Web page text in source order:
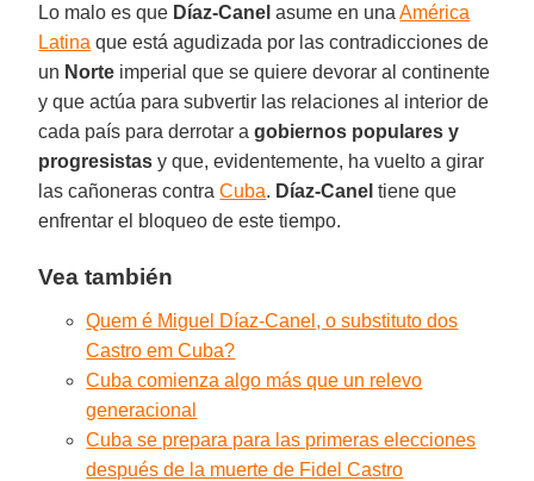
Lo malo es que Díaz-Canel asume en unaAmérica
Latina que está agudizada por las contradicciones de
un Norte imperial que se quiere devorar al continente
y que actúa para subvertir las relaciones al interior de
cada país para derrotar agobiernos populares y
progresistas y que, evidentemente, ha vuelto a girar
las cañoneras contraCuba. Díaz-Canel tiene que
enfrentar el bloqueo de este tiempo.
Vea también
Quem é Miguel Díaz-Canel, o substituto dos
Castro em Cuba?
Cuba comienza algo más que un relevo
generacional
Cuba se prepara para las primeras elecciones
después de la muerte de Fidel Castro